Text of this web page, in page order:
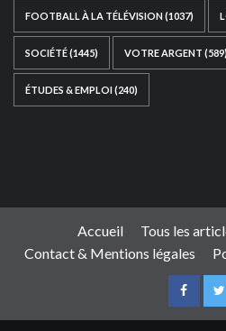
FOOTBALL À LA TÉLÉVISION(1037)
SOCIÉTÉ(1445) VOTRE ARGENT (589)
ÉTUDES & EMPLOI(240)
Accueil Tous les
Contact & Mentions légales